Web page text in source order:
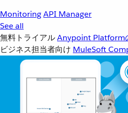
MonitoringAPI Manager
See all
無料トライアルAnypoint Platform
ビジネス担当者向け MuleSoft